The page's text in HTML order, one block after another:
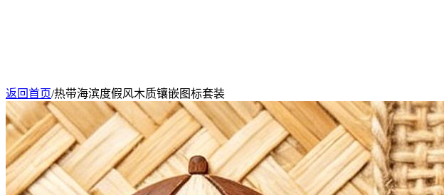
返回首页/热带海滨度假风木质镶嵌图标套装